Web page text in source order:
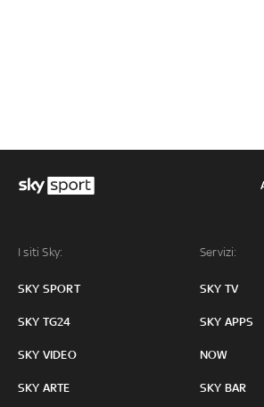
I siti Sky:
SKY SPORT
SKY TG24
SKY VIDEO
SKY ARTE
Servizi:
SKY TV
SKY APPS
NOW
SKY BAR